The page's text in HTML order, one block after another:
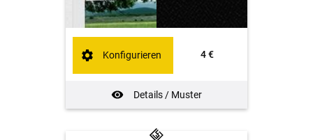
4 €
Details / Muster
Konfigurieren